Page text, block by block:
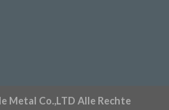
Metal Co.,LTD Alle Rechte